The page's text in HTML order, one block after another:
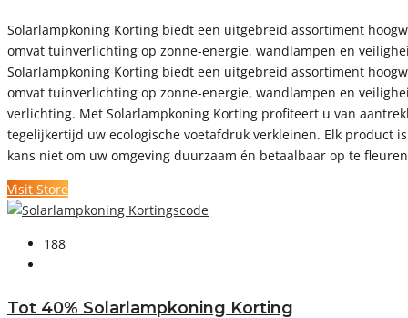
Solarlampkoning Korting biedt een uitgebreid assortiment
omvat tuinverlichting op zonne-energie, wandlampen en
Solarlampkoning Korting biedt een uitgebreid assortiment
omvat tuinverlichting op zonne-energie, wandlampen en
verlichting. Met Solarlampkoning Korting profiteert u van
tegelijkertijd uw ecologische voetafdruk verkleinen. Elk product
kans niet om uw omgeving duurzaam én betaalbaar op te
Visit Store
188
Tot 40% Solarlampkoning Korting